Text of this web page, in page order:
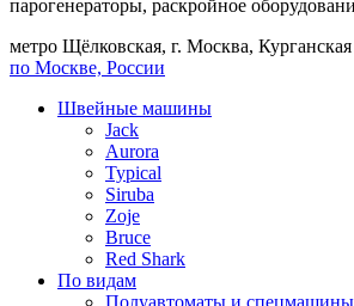
парогенераторы, раскройное
метро Щёлковская, г. Москва,
по Москве, России
Швейные машины
Jack
Aurora
Typical
Siruba
Zoje
Bruce
Red Shark
По видам
Полуавтоматы и